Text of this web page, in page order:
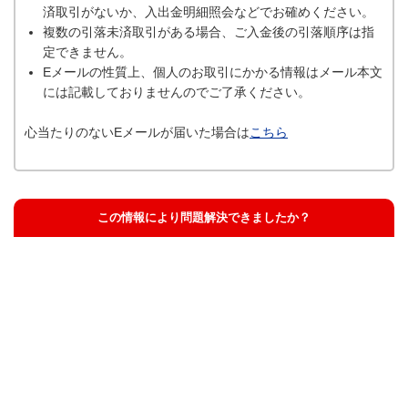
済取引がないか、入出金明細照会などでお確めください。
複数の引落未済取引がある場合、ご入金後の引落順序は指
定できません。
Eメールの性質上、個人のお取引にかかる情報はメール本文
には記載しておりませんのでご了承ください。
心当たりのないEメールが届いた場合はこちら
この情報により問題解決できましたか？